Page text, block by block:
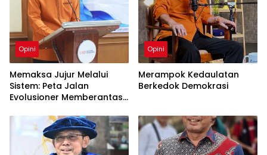
Opini
Memaksa Jujur Melalui
Sistem: Peta Jalan
Evolusioner Memberantas
Opini
Merampok Kedaulatan
Berkedok Demokrasi